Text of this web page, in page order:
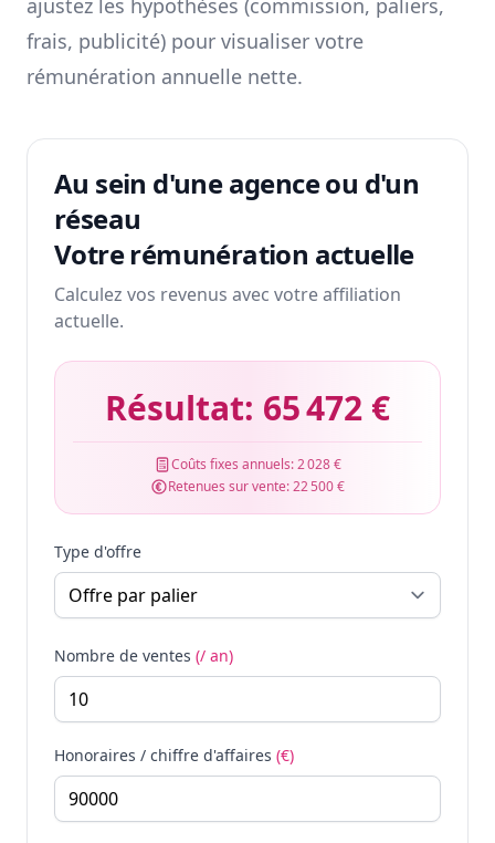
ajustez les hypothèses (commission, paliers,
frais, publicité) pour visualiser votre
rémunération annuelle nette.
Au sein d'une agence ou d'un
réseau
Votre rémunération actuelle
Calculez vos revenus avec votre affiliation
actuelle.
Résultat: 65 472 €
Coûts fixes annuels:2 028 €
Retenues sur vente:22 500 €
Type d'offre
Nombre de ventes (/ an)
Honoraires / chiffre d'affaires (€)